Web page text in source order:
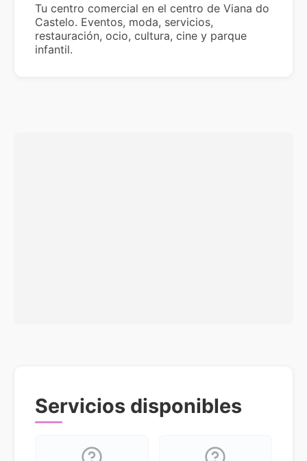
Tu centro comercial en el centro de Viana do
Castelo. Eventos, moda, servicios,
restauración, ocio, cultura, cine y parque
infantil.
Servicios disponibles